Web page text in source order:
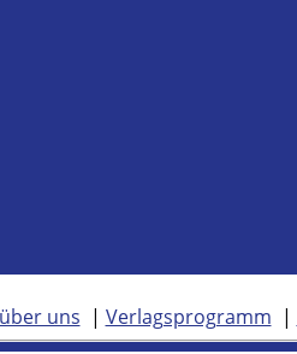
uns Verlagsprogramm